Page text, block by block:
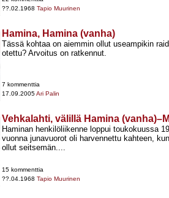
??.02.1968 Tapio Muurinen
Hamina, Hamina (vanha)
Tässä kohtaa on aiemmin ollut useampikin
otettu? Arvoitus on ratkennut.
7 kommenttia
17.09.2005Ari Palin
Vehkalahti, välillä Hamina
Haminan henkilöliikenne loppui toukokuussa
vuonna junavuorot oli harvennettu kahteen,
ollut seitsemän....
15 kommenttia
??.04.1968 Tapio Muurinen